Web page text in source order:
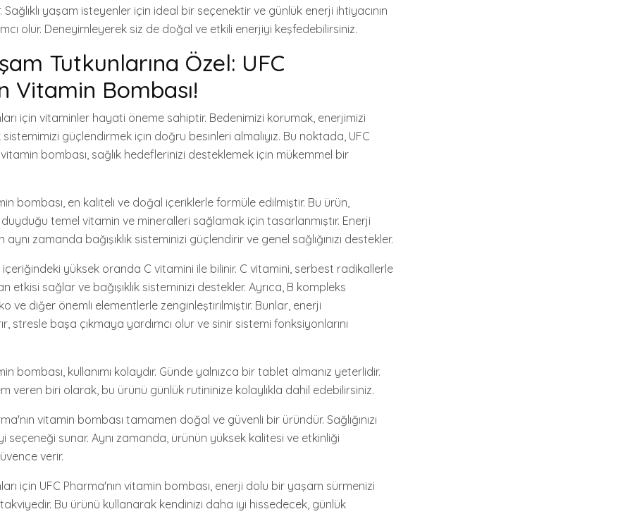
Sağlıklı yaşam isteyenler için ideal bir seçenektir ve günlük enerji ihtiyacının
olur. Deneyimleyerek siz de doğal ve etkili enerjiyi keşfedebilirsiniz.
Tutkunlarına Özel: UFC
Vitamin Bombası!
için vitaminler hayati öneme sahiptir. Bedenimizi korumak, enerjimizi
sistemimizi güçlendirmek için doğru besinleri almalıyız. Bu noktada, UFC
bombası, sağlık hedeflerinizi desteklemek için mükemmel bir
bombası, en kaliteli ve doğal içeriklerle formüle edilmiştir. Bu ürün,
temel vitamin ve mineralleri sağlamak için tasarlanmıştır. Enerji
zamanda bağışıklık sisteminizi güçlendirir ve genel sağlığınızı destekler.
yüksek oranda C vitamini ile bilinir. C vitamini, serbest radikallerle
etkisi sağlar ve bağışıklık sisteminizi destekler. Ayrıca, B kompleks
ve diğer önemli elementlerle zenginleştirilmiştir. Bunlar, enerji
stresle başa çıkmaya yardımcı olur ve sinir sistemi fonksiyonlarını
bombası, kullanımı kolaydır. Günde yalnızca bir tablet almanız yeterlidir.
veren biri olarak, bu ürünü günlük rutininize kolaylıkla dahil edebilirsiniz.
vitamin bombası tamamen doğal ve güvenli bir üründür. Sağlığınızı
seçeneği sunar. Aynı zamanda, ürünün yüksek kalitesi ve etkinliği
verir.
için UFC Pharma'nın vitamin bombası, enerji dolu bir yaşam sürmenizi
Bu ürünü kullanarak kendinizi daha iyi hissedecek, günlük